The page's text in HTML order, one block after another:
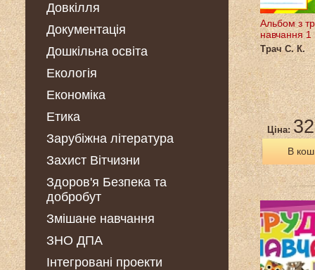
Довкілля
Документація
Дошкільна освіта
Екологія
Економіка
Етика
Зарубіжна література
Захист Вітчизни
Здоров'я Безпека та
добробут
Змішане навчання
ЗНО ДПА
Інтегровані проекти
Альбом з
навчання 1
Трач С. К.
Ціна:
В